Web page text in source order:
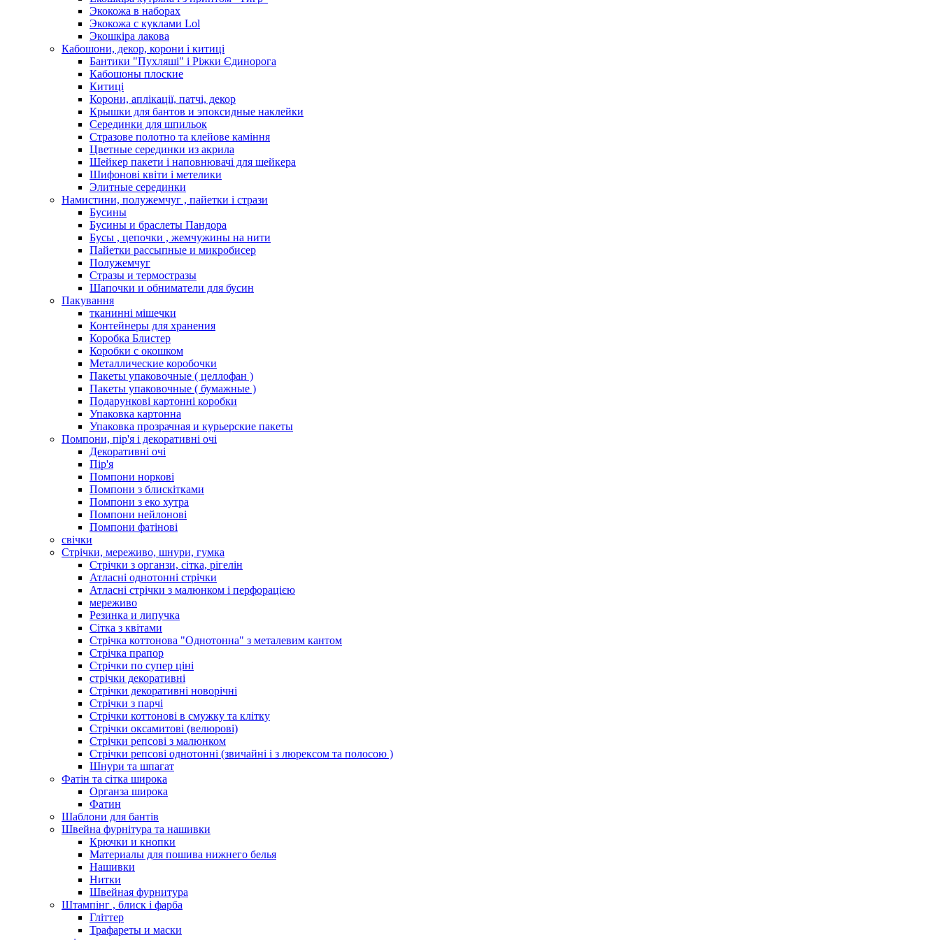
Экокожа в наборах
Экокожа с куклами Lol
Экошкiра лакова
Кабошони, декор, корони і китиці
Бантики "Пухляші" і Ріжки Єдинорога
Кабошоны плоские
Китиці
Корони, аплікації, патчі, декор
Крышки для бантов и эпоксидные наклейки
Серединки для шпильок
Стразове полотно та клейове каміння
Цветные серединки из акрила
Шейкер пакети і наповнювачі для шейкера
Шифонові квіти і метелики
Элитные серединки
Намистини, полужемчуг , пайетки і стрази
Бусины
Бусины и браслеты Пандора
Бусы , цепочки , жемчужины на нити
Пайетки рассыпные и микробисер
Полужемчуг
Стразы и термостразы
Шапочки и обниматели для бусин
Пакування
тканинні мішечки
Контейнеры для хранения
Коробка Блистер
Коробки с окошком
Металлические коробочки
Пакеты упаковочные ( целлофан )
Пакеты упаковочные ( бумажные )
Подарункові картонні коробки
Упаковка картонна
Упаковка прозрачная и курьерские пакеты
Помпони, пір'я і декоративні очі
Декоративні очі
Пір'я
Помпони норкові
Помпони з блискітками
Помпони з еко хутра
Помпони нейлонові
Помпони фатінові
свічки
Стрічки, мереживо, шнури, гумка
Стрічки з органзи, сітка, рігелін
Атласні однотонні стрічки
Атласні стрічки з малюнком і перфорацією
мереживо
Резинка и липучка
Сітка з квітами
Стрічка коттонова "Однотонна" з металевим кантом
Стрічка прапор
Стрічки по супер ціні
стрічки декоративні
Стрічки декоративні новорічні
Стрічки з парчі
Стрічки коттонові в смужку та клітку
Стрічки оксамитові (велюрові)
Стрічки репсові з малюнком
Стрічки репсові однотонні (звичайні і з люрексом та полосою )
Шнури та шпагат
Фатін та сітка широка
Органза широка
Фатин
Шаблони для бантів
Швейна фурнітура та нашивки
Крючки и кнопки
Материалы для пошива нижнего белья
Нашивки
Нитки
Швейная фурнитура
Штампінг , блиск і фарба
Гліттер
Трафареты и маски